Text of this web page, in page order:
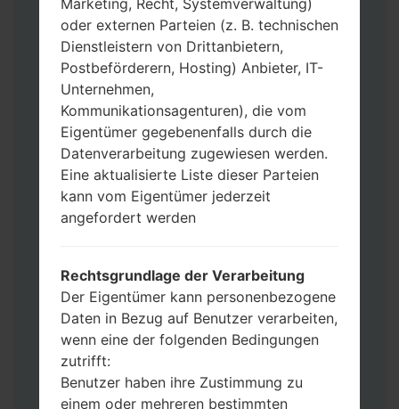
Datei aus) oder 5 (wählen Sie 5 Firmware-
Dateien aus) Firmware-Dateien:
AP: „System & Recovery“
CP: „Modem & Radio“
CSC_***: „Country & Region & Operator“
HOME_CSC_***: „Country & Region &
Operator“
Fügen Sie dem Programm Odin 3 alle
Dateien hinzu.
Wenn Sie das Telefon flashen und auf die
anderen Fall wählen Sie HOME_CSC_***
um Ihre Daten zu speichern.
Jetzt schalten Sie das Gerät aus und
aktivieren Sie Download-Modus. Alle
Methoden, wie es geht:
Halten Sie die Power-, Lautstärke- und
oder externen Parteien (z. B. technischen
Dienstleistern von Drittanbietern,
Postbeförderern, Hosting) Anbieter, IT-
Unternehmen,
Kommunikationsagenturen), die vom
Eigentümer gegebenenfalls durch die
Datenverarbeitung zugewiesen werden.
Eine aktualisierte Liste dieser Parteien
kann vom Eigentümer jederzeit
angefordert werden
Rechtsgrundlage der Verarbeitung
Der Eigentümer kann personenbezogene
Daten in Bezug auf Benutzer verarbeiten,
wenn eine der folgenden Bedingungen
zutrifft:
Benutzer haben ihre Zustimmung zu
einem oder mehreren bestimmten